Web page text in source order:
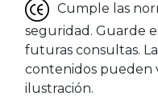
Cumple las
seguridad. Guarde
futuras consultas.
contenidos pueden
ilustración.